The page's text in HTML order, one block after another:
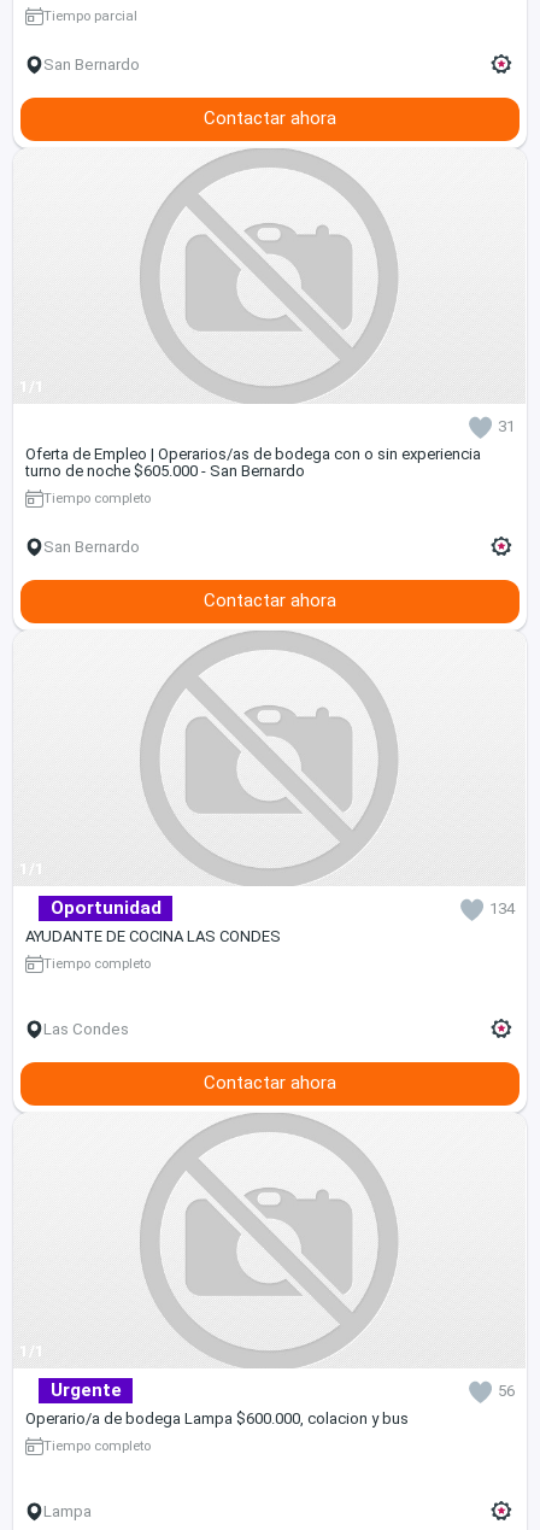
Tiempo parcial
San Bernardo
Contactar ahora
1/1
31
Oferta de Empleo | Operarios/as de bodega con o sin experiencia
turno de noche $605.000 - San Bernardo
Tiempo completo
San Bernardo
Contactar ahora
1/1
Oportunidad
134
AYUDANTE DE COCINA LAS CONDES
Tiempo completo
Las Condes
Contactar ahora
1/1
Urgente
56
Operario/a de bodega Lampa $600.000, colacion y bus
Tiempo completo
Lampa